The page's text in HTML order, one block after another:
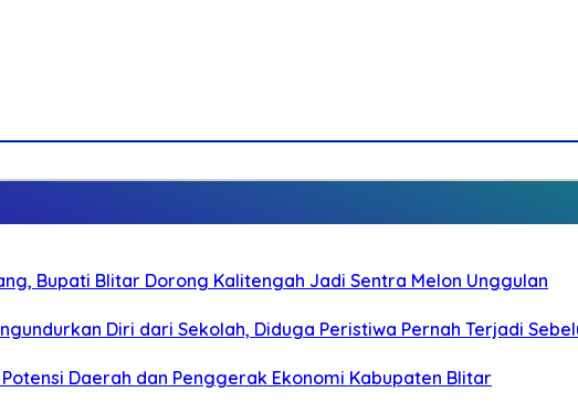
Bupati Blitar Dorong Kalitengah Jadi Sentra Melon Unggulan
Diri dari Sekolah, Diduga Peristiwa Pernah Terjadi
Daerah dan Penggerak Ekonomi Kabupaten Blitar